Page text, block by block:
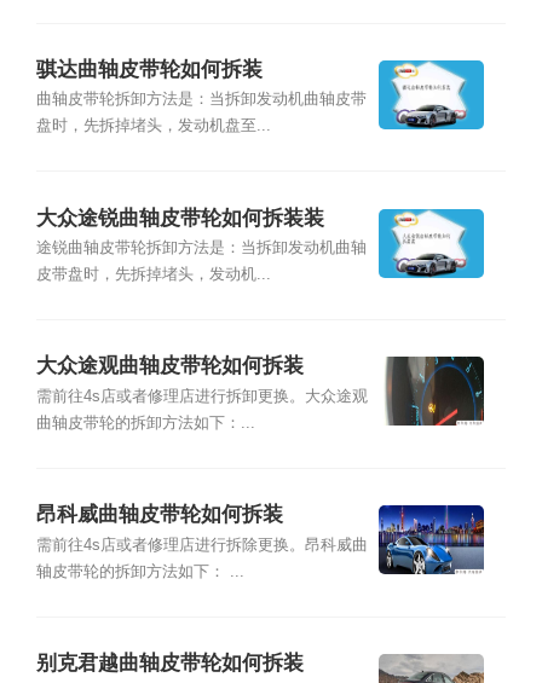
骐达曲轴皮带轮如何拆装
曲轴皮带轮拆卸方法是：当拆卸发动机曲轴皮带
盘时，先拆掉堵头，发动机盘至...
大众途锐曲轴皮带轮如何拆装装
途锐曲轴皮带轮拆卸方法是：当拆卸发动机曲轴
皮带盘时，先拆掉堵头，发动机...
大众途观曲轴皮带轮如何拆装
需前往4s店或者修理店进行拆卸更换。大众途观
曲轴皮带轮的拆卸方法如下：...
昂科威曲轴皮带轮如何拆装
需前往4s店或者修理店进行拆除更换。昂科威曲
轴皮带轮的拆卸方法如下： ...
别克君越曲轴皮带轮如何拆装